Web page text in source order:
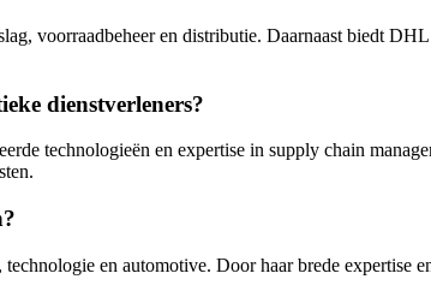
voorraadbeheer en distributie. Daarnaast biedt
dienstverleners?
technologieën en expertise in supply chain
en automotive. Door haar brede expertise